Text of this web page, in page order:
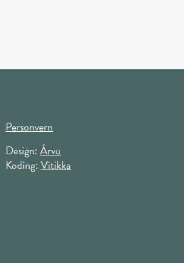
Personvern
Design:Árvu
Koding:Vitikka